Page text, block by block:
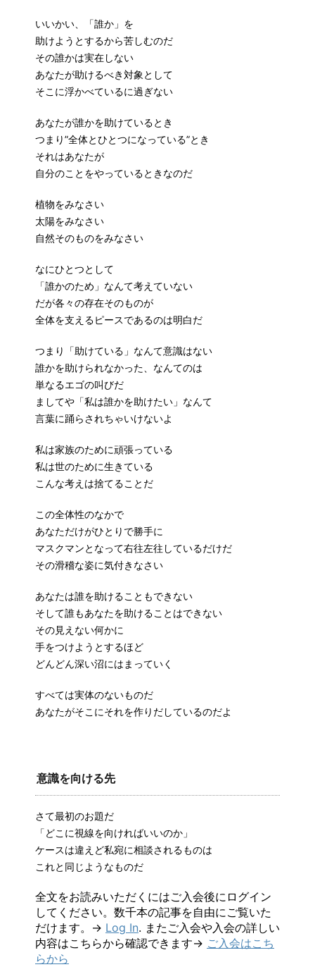
いいかい、「誰か」を
助けようとするから苦しむのだ
その誰かは実在しない
あなたが助けるべき対象として
そこに浮かべているに過ぎない
あなたが誰かを助けているとき
つまり”全体とひとつになっている”とき
それはあなたが
自分のことをやっているときなのだ
植物をみなさい
太陽をみなさい
自然そのものをみなさい
なにひとつとして
「誰かのため」なんて考えていない
だが各々の存在そのものが
全体を支えるピースであるのは明白だ
つまり「助けている」なんて意識はない
誰かを助けられなかった、なんてのは
単なるエゴの叫びだ
ましてや「私は誰かを助けたい」なんて
言葉に踊らされちゃいけないよ
私は家族のために頑張っている
私は世のために生きている
こんな考えは捨てることだ
この全体性のなかで
あなただけがひとりで勝手に
マスクマンとなって右往左往しているだけだ
その滑稽な姿に気付きなさい
あなたは誰を助けることもできない
そして誰もあなたを助けることはできない
その見えない何かに
手をつけようとするほど
どんどん深い沼にはまっていく
すべては実体のないものだ
あなたがそこにそれを作りだしているのだよ
意識を向ける先
さて最初のお題だ
「どこに視線を向ければいいのか」
ケースは違えど私宛に相談されるものは
これと同じようなものだ
全文をお読みいただくにはご入会後にログイン
してください。数千本の記事を自由にご覧いた
だけます。→ Log In. またご入会や入会の詳しい
内容はこちらから確認できます→ ご入会はこち
らから